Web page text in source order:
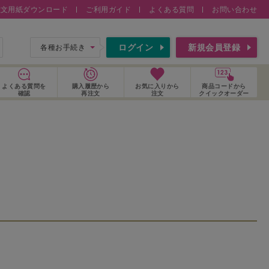
用紙ダウンロード ご利用ガイド よくある質問 お問い合わせ
各種お手続き ログイン 新規会員登録
よくある質問を
確認
購入履歴から
再注文
お気に入り から
注文
商品コードから
クイックオーダー